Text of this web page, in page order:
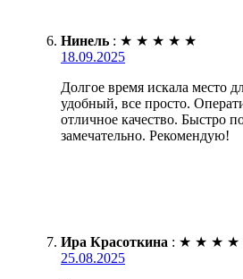
Нинель : ★ ★ ★ ★ ★
18.09.2025
Долгое время искала место
удобный, все просто.
отличное качество. Быстро
замечательно. Рекомендую!
Ира Красоткина : ★ ★ ★ ★
25.08.2025